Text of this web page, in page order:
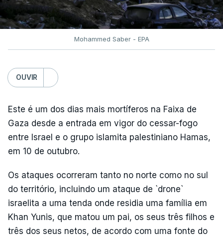
Mohammed Saber - EPA
OUVIR
Este é um dos dias mais mortíferos na Faixa de
Gaza desde a entrada em vigor do cessar-fogo
entre Israel e o grupo islamita palestiniano Hamas,
em 10 de outubro.
Os ataques ocorreram tanto no norte como no sul
do território, incluindo um ataque de `drone`
israelita a uma tenda onde residia uma família em
Khan Yunis, que matou um pai, os seus três filhos e
três dos seus netos, de acordo com uma fonte do